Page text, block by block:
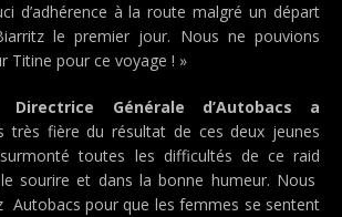
d’adhérence à la route malgré un départ
le premier jour. Nous ne pouvions
Titine pour ce voyage ! »
Directrice Générale d’Autobacs a
très fière du résultat de ces deux jeunes
toutes les difficultés de ce raid
sourire et dans la bonne humeur. Nous
pour que les femmes se sentent